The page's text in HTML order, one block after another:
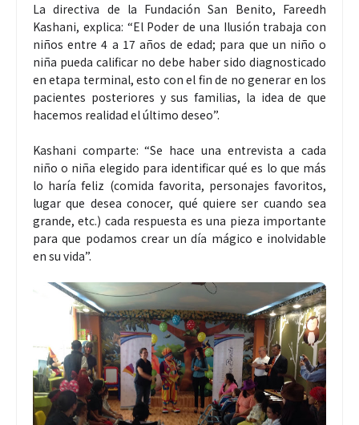
La directiva de la Fundación San Benito, Fareedh
Kashani, explica: “El Poder de una Ilusión trabaja con
niños entre 4 a 17 años de edad; para que un niño o
niña pueda calificar no debe haber sido diagnosticado
en etapa terminal, esto con el fin de no generar en los
pacientes posteriores y sus familias, la idea de que
hacemos realidad el último deseo”.
Kashani comparte: “Se hace una entrevista a cada
niño o niña elegido para identificar qué es lo que más
lo haría feliz (comida favorita, personajes favoritos,
lugar que desea conocer, qué quiere ser cuando sea
grande, etc.) cada respuesta es una pieza importante
para que podamos crear un día mágico e inolvidable
en su vida”.